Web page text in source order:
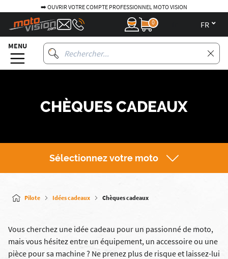
➡️ OUVRIR VOTRE COMPTE PROFESSIONNEL MOTO VISION
0
MENU
CHÈQUES CADEAUX
Sélectionnez votre moto
Pilote Idées cadeaux Chèques cadeaux
Vous cherchez une idée cadeau pour un passionné de moto,
mais vous hésitez entre un équipement, un accessoire ou une
pièce pour sa machine ? Ne prenez plus de risque et laissez-lui